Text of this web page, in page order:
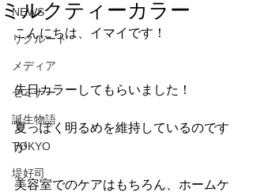
NEWS
リクルート
メディア
セミナー
誕生物語
TOKYO
堤好司
ミルクティーカラー
こんにちは、イマイです！
先日カラーしてもらいました！
夏っぽく明るめを維持しているのです
が
美容室でのケアはもちろん、ホームケ